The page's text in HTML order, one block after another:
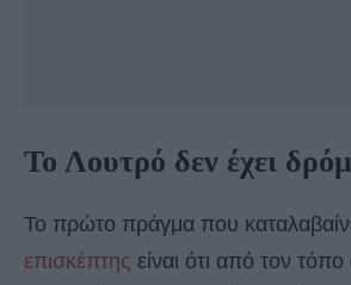
Το Λουτρό δεν έχει
Το πρώτο πράγμα που
επισκέπτης είναι ότι από τον τόπο